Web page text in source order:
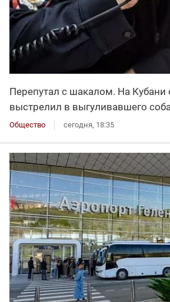
Перепутал с шакалом. На Кубани
выстрелил в выгуливавшего
Общество сегодня, 18:35